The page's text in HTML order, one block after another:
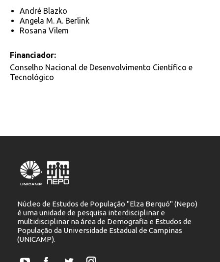
André Blazko
Angela M. A. Berlink
Rosana Vilem
Financiador:
Conselho Nacional de Desenvolvimento Científico e
Tecnológico
Núcleo de Estudos de População "Elza Berquó" (Nepo)
é uma unidade de pesquisa interdisciplinar e
multidisciplinar na área de Demografia e Estudos de
População da Universidade Estadual de Campinas
(UNICAMP).